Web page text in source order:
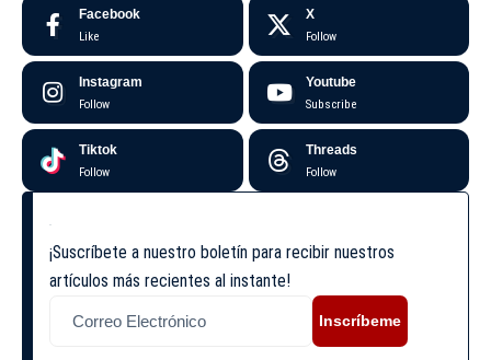
Facebook
Like
X
Follow
Instagram
Follow
Youtube
Subscribe
Tiktok
Follow
Threads
Follow
¡Suscríbete a nuestro boletín para recibir nuestros
artículos más recientes al instante!
Inscríbeme